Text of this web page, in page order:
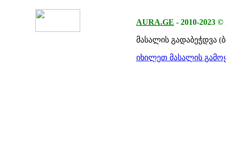
AURA.GE - 2010-2023 ©
მასალის გადაბეჭდვა
იხილეთ მასალის